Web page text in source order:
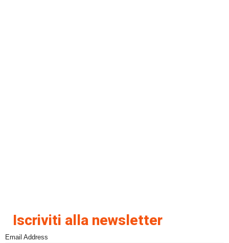
Iscriviti alla newsletter
Email Address